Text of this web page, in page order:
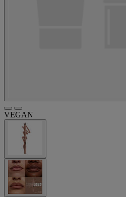
VEGAN